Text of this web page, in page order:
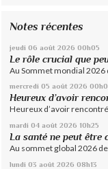
Notes récentes
jeudi 06 août 2026 00h05
Le rôle crucial que
Au Sommet mondial 2026
mercredi 05 août 2026
Heureux d’avoir
Heureux d’avoir
mardi 04 août 2026 10h25
La santé ne peut être
Au sommet global 2026 de
lundi 03 août 2026 08h13